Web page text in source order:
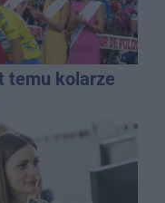
temu kolarze